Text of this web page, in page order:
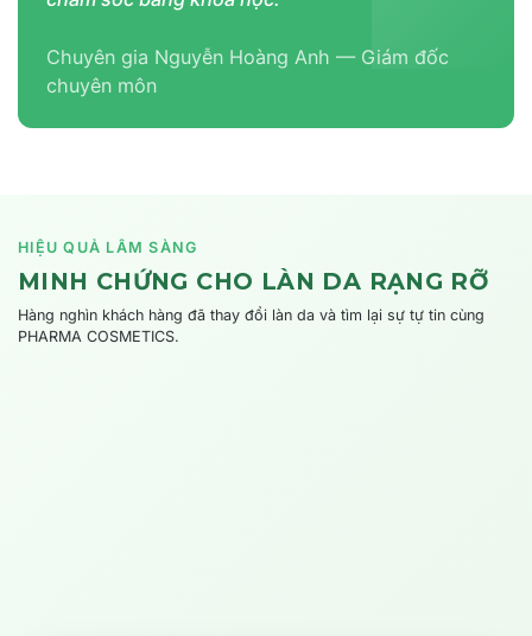
Chuyên gia Nguyễn Hoàng Anh — Giám đốc
chuyên môn
HIỆU QUẢ LÂM SÀNG
MINH CHỨNG CHO LÀN DA RẠNG RỠ
Hàng nghìn khách hàng đã thay đổi làn da và tìm lại sự tự tin cùng
PHARMA COSMETICS.